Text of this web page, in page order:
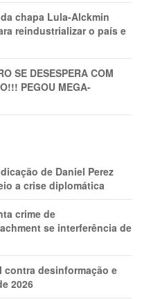
chapa Lula-Alckmin
reindustrializar o país e
SE DESESPERA COM
PEGOU MEGA-
de Daniel Perez
a crise diplomática
crime de
se interferência de
contra desinformação e
2026